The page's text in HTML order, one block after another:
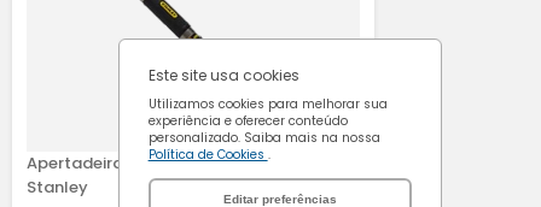
Este site usa cookies
Utilizamos cookies para melhorar sua
experiência e oferecer conteúdo
personalizado. Saiba mais na nossa
Política de Cookies .
Editar preferências
Apertadeira angular a bateria B23LA –
Stanley